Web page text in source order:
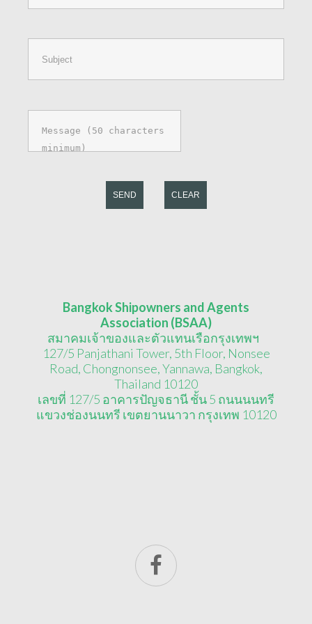
SEND CLEAR
Bangkok Shipowners and Agents
Association (BSAA)
สมาคมเจ้าของและตัวแทนเรือกรุงเทพฯ
127/5 Panjathani Tower, 5th Floor, Nonsee
Road, Chongnonsee, Yannawa, Bangkok,
Thailand 10120
เลขที่ 127/5 อาคารปัญจธานี ชั้น 5 ถนนนนทรี
แขวงช่องนนทรี เขตยานนาวา กรุงเทพ 10120